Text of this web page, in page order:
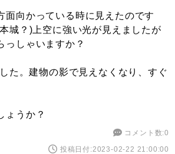
面向かっている時に見えたのです
城？)上空に強い光が見えましたが
っしゃいますか？
た。建物の影で見えなくなり、すぐ
ょうか？
コメント数:0
投稿日付:2023-02-22 21:00:00